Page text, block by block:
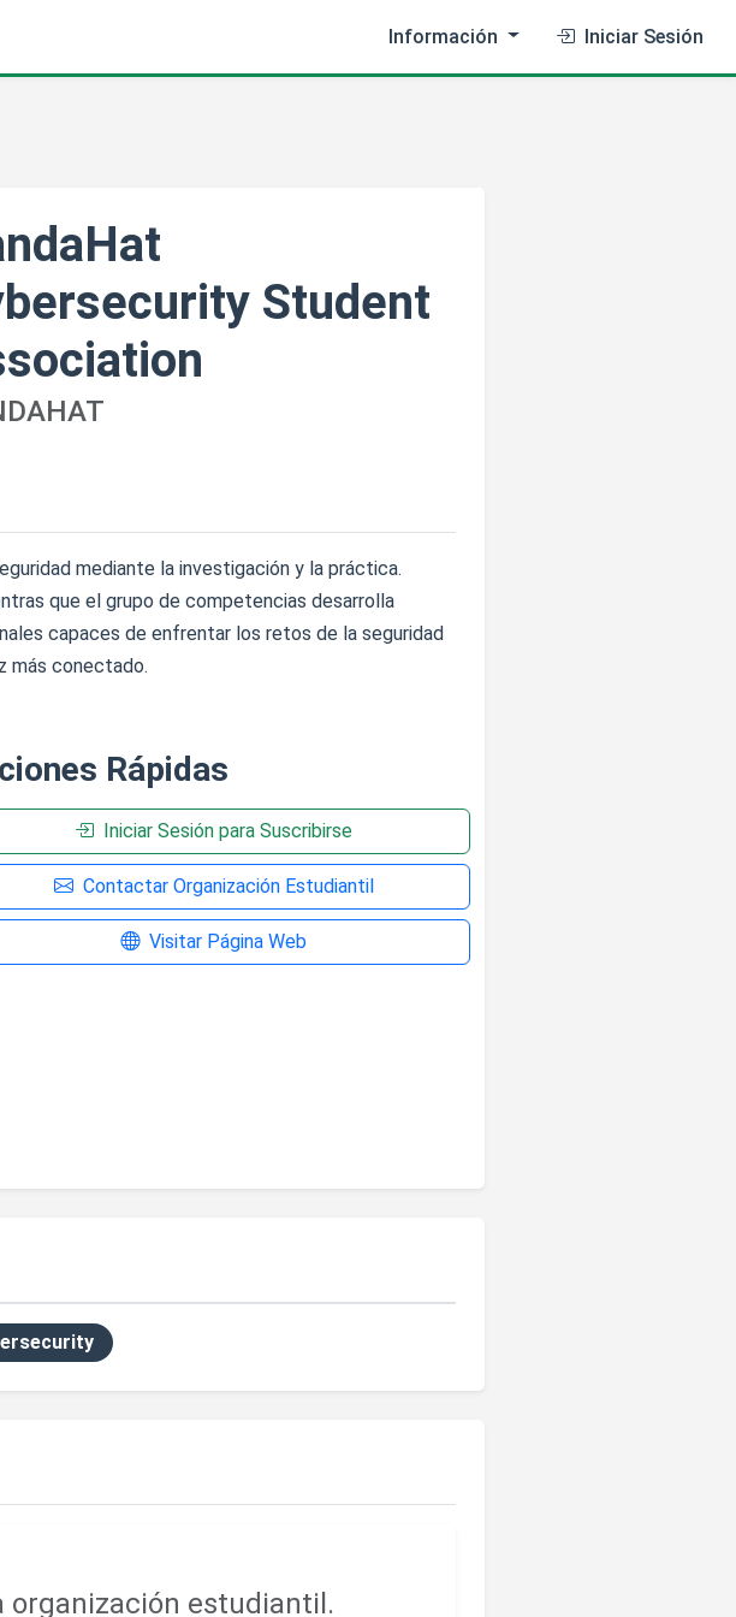
Información Iniciar Sesión
Student
mediante la investigación y la práctica.
que el grupo de competencias desarrolla
capaces de enfrentar los retos de la seguridad
más conectado.
Rápidas
Iniciar Sesión para Suscribirse
Contactar Organización Estudiantil
Visitar Página Web
organización estudiantil.